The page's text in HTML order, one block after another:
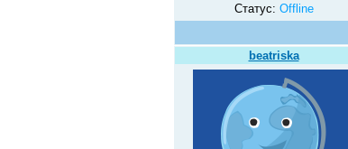
Статус: Offline
beatriska